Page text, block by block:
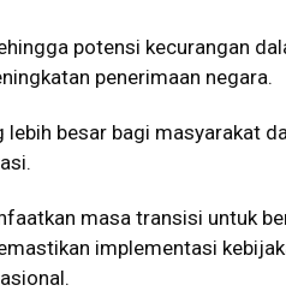
potensi kecurangan
penerimaan negara.
besar bagi masyarakat
masa transisi untuk
implementasi